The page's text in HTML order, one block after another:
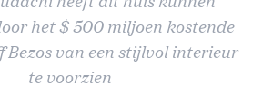
het $ 500 miljoen kostende
Bezos van een stijlvol interieur
te voorzien